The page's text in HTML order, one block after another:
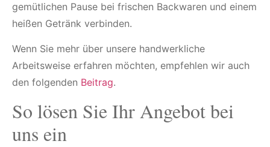
gemütlichen Pause bei frischen Backwaren und einem
heißen Getränk verbinden.
Wenn Sie mehr über unsere handwerkliche
Arbeitsweise erfahren möchten, empfehlen wir auch
den folgenden Beitrag.
So lösen Sie Ihr Angebot bei
uns ein